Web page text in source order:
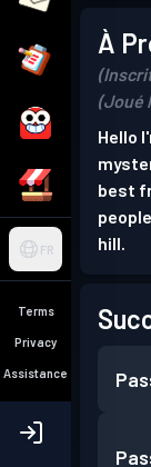
FR
Terms
Privacy
Assistance
À
(Joué
Hello
best
hill.